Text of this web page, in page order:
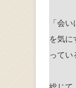
「会
を気に
ってい